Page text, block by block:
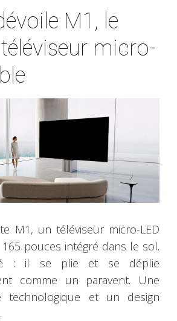
M1, le
micro-
M1, un téléviseur micro-LED
pouces intégré dans le sol.
: il se plie et se déplie
comme un paravent. Une
technologique et un design